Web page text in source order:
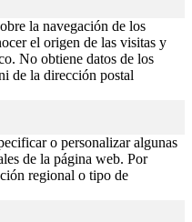
la navegación de los
el origen de las visitas y
No obtiene datos de los
de la dirección postal
o personalizar algunas
de la página web. Por
regional o tipo de